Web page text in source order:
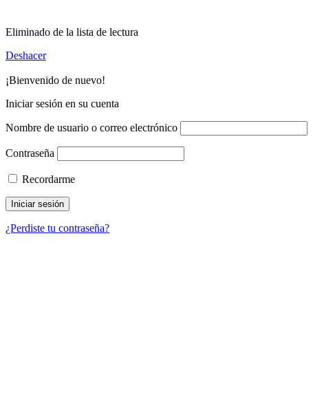
Eliminado de la lista de lectura
Deshacer
¡Bienvenido de nuevo!
Iniciar sesión en su cuenta
Nombre de usuario o correo electrónico
Contraseña
Recordarme
¿Perdiste tu contraseña?